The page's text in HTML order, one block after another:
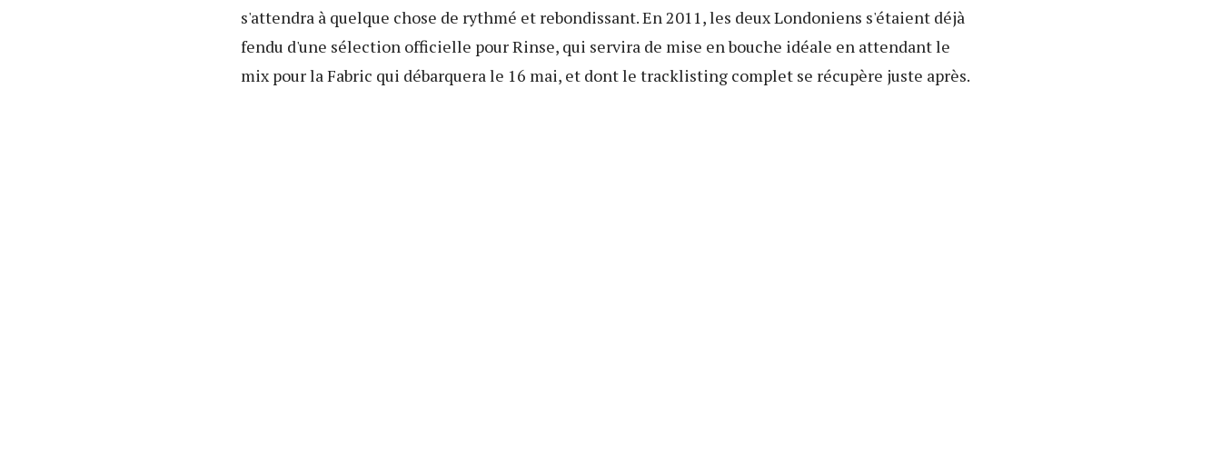
s'attendra à quelque chose de rythmé et rebondissant. En 2011, les deux Londoniens s'étaient déjà
fendu d'une sélection officielle pour Rinse, qui servira de mise en bouche idéale en attendant le
mix pour la Fabric qui débarquera le 16 mai, et dont le tracklisting complet se récupère juste après.